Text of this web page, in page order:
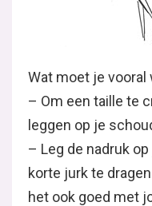
Wat moet je vooral
– Om een taille te
leggen op je
– Leg de nadruk
korte jurk te
het ook goed met